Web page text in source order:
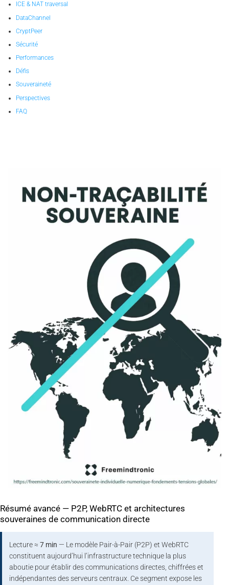
ICE & NAT traversal
DataChannel
CryptPeer
Sécurité
Performances
Défis
Souveraineté
Perspectives
FAQ
Résumé avancé — P2P, WebRTC et architectures
souveraines de communication directe
Lecture ≈7 min — Le modèle Pair-à-Pair (P2P) et WebRTC
constituent aujourd’hui l’infrastructure technique la plus
aboutie pour établir des communications directes, chiffrées et
indépendantes des serveurs centraux. Ce segment expose les